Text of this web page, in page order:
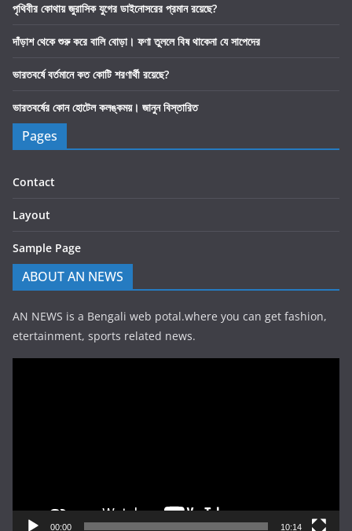
পৃথিবীর কোথায় জুরাসিক যুগের ডাইনোসরের প্রমান রয়েছে?
দাঁড়াশ থেকে শুরু করে বালি বোড়া। ফণা তুললে বিষ থাকেনা যে সাপেদের
ভারতবর্ষে বর্তমানে কত কোটি শরণার্থী রয়েছে?
ভারতবর্ষের কোন হোটেল কলঙ্কময়। জানুন বিস্তারিত
Pages
Contact
Layout
Sample Page
ABOUT AN NEWS
AN NEWS is a Bengali web potal.where you can get fashion,
etertainment, sports related news.
00:00 10:14